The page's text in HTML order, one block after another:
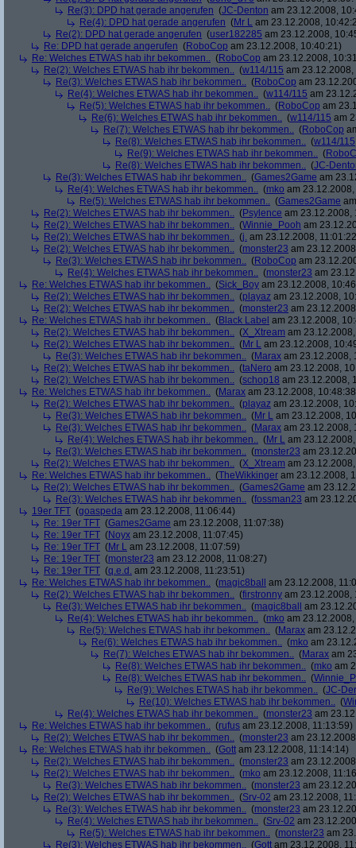
Re(3): DPD hat gerade angerufen (JC-Denton am 23.12.2008,
Re(4): DPD hat gerade angerufen (Mr L am 23.12.2008,
Re(2): DPD hat gerade angerufen (user182285 am 23.12.2008,
Re: DPD hat gerade angerufen (RoboCop am 23.12.2008, 10:40:21)
Re: Welches ETWAS hab ihr bekommen.. (RoboCop am 23.12.2008,
Re(2): Welches ETWAS hab ihr bekommen.. (w114/115 am
Re(3): Welches ETWAS hab ihr bekommen.. (RoboCop am
Re(4): Welches ETWAS hab ihr bekommen.. (w114/115 am
Re(5): Welches ETWAS hab ihr bekommen.. (RoboCop am
Re(6): Welches ETWAS hab ihr bekommen.. (w114/115 am
Re(7): Welches ETWAS hab ihr bekommen.. (RoboCop
Re(8): Welches ETWAS hab ihr bekommen.. (w114/115
Re(9): Welches ETWAS hab ihr bekommen.. (
Re(8): Welches ETWAS hab ihr bekommen.. (JC-
Re(3): Welches ETWAS hab ihr bekommen.. (Games2Game am
Re(4): Welches ETWAS hab ihr bekommen.. (mko am
Re(5): Welches ETWAS hab ihr bekommen.. (Games2Game
Re(2): Welches ETWAS hab ihr bekommen.. (Psylence am 23.12.2008,
Re(2): Welches ETWAS hab ihr bekommen.. (Winnie_Pooh am
Re(2): Welches ETWAS hab ihr bekommen.. (j. am 23.12.2008,
Re(2): Welches ETWAS hab ihr bekommen.. (monster23 am
Re(3): Welches ETWAS hab ihr bekommen.. (RoboCop am
Re(4): Welches ETWAS hab ihr bekommen.. (monster23 am
Re: Welches ETWAS hab ihr bekommen.. (Sick_Boy am 23.12.2008,
Re(2): Welches ETWAS hab ihr bekommen.. (playaz am 23.12.2008,
Re(2): Welches ETWAS hab ihr bekommen.. (monster23 am
Re: Welches ETWAS hab ihr bekommen.. (Black Label am 23.12.2008,
Re(2): Welches ETWAS hab ihr bekommen.. (X_Xtream am
Re(2): Welches ETWAS hab ihr bekommen.. (Mr L am 23.12.2008,
Re(3): Welches ETWAS hab ihr bekommen.. (Marax am 23.12.2008,
Re(2): Welches ETWAS hab ihr bekommen.. (taNero am 23.12.2008,
Re(2): Welches ETWAS hab ihr bekommen.. (schop18 am 23.12.2008,
Re: Welches ETWAS hab ihr bekommen.. (Marax am 23.12.2008,
Re(2): Welches ETWAS hab ihr bekommen.. (playaz am 23.12.2008,
Re(3): Welches ETWAS hab ihr bekommen.. (Mr L am 23.12.2008,
Re(3): Welches ETWAS hab ihr bekommen.. (Marax am 23.12.2008,
Re(4): Welches ETWAS hab ihr bekommen.. (Mr L am
Re(3): Welches ETWAS hab ihr bekommen.. (monster23 am
Re(2): Welches ETWAS hab ihr bekommen.. (X_Xtream am
Re: Welches ETWAS hab ihr bekommen.. (TheWikkinger am 23.12.2008,
Re(2): Welches ETWAS hab ihr bekommen.. (Games2Game am
Re(3): Welches ETWAS hab ihr bekommen.. (fossman23 am
19er TFT (goaspeda am 23.12.2008, 11:06:44)
Re: 19er TFT (Games2Game am 23.12.2008, 11:07:38)
Re: 19er TFT (Noyx am 23.12.2008, 11:07:45)
Re: 19er TFT (Mr L am 23.12.2008, 11:07:59)
Re: 19er TFT (monster23 am 23.12.2008, 11:08:27)
Re: 19er TFT (q.e.d. am 23.12.2008, 11:23:51)
Re: Welches ETWAS hab ihr bekommen.. (magic8ball
am 23.12.2008,
Re(2): Welches ETWAS hab ihr bekommen.. (firstronny am 23.12.2008,
Re(3): Welches ETWAS hab ihr bekommen.. (magic8ball
am
Re(4): Welches ETWAS hab ihr bekommen.. (mko am
Re(5): Welches ETWAS hab ihr bekommen.. (Marax am
Re(6): Welches ETWAS hab ihr bekommen.. (mko am
Re(7): Welches ETWAS hab ihr bekommen.. (Marax am
Re(8): Welches ETWAS hab ihr bekommen.. (mko am
Re(8): Welches ETWAS hab ihr bekommen.. (
Re(9): Welches ETWAS hab ihr bekommen.. (JC-
Re(10): Welches ETWAS hab ihr bekommen.. (
Re(4): Welches ETWAS hab ihr bekommen.. (monster23 am
Re: Welches ETWAS hab ihr bekommen.. (rufus am 23.12.2008, 11:13:59)
Re(2): Welches ETWAS hab ihr bekommen.. (monster23 am
Re: Welches ETWAS hab ihr bekommen.. (Gott am 23.12.2008, 11:14:14)
Re(2): Welches ETWAS hab ihr bekommen.. (monster23 am
Re(2): Welches ETWAS hab ihr bekommen.. (mko am 23.12.2008,
Re(3): Welches ETWAS hab ihr bekommen.. (monster23 am
Re(2): Welches ETWAS hab ihr bekommen.. (Srv-02 am 23.12.2008,
Re(3): Welches ETWAS hab ihr bekommen.. (monster23 am
Re(4): Welches ETWAS hab ihr bekommen.. (Srv-02 am
Re(5): Welches ETWAS hab ihr bekommen.. (monster23 am
Re(3): Welches ETWAS hab ihr bekommen.. (Gott am 23.12.2008,